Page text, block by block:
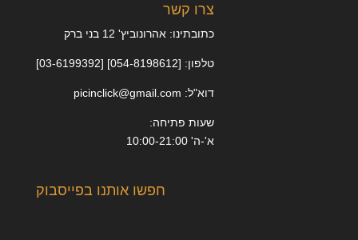
צרו קשר
כתובתינו: אהרונוביץ' 12 בני ברק
טלפון: [054-8198612] [03-6199392]
דוא"ל: picinclick@gmail.com
שעות פתיחה:
א'-ה' 10:00-21:00
חפשו אותנו בפייסבוק